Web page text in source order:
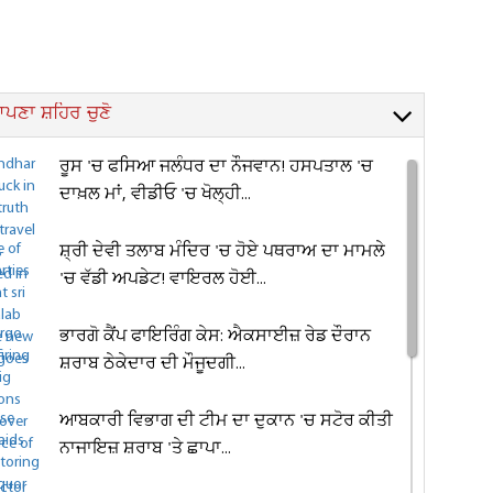
ਸ਼ਹਿਰ ਚੁਣੋ
ਰੂਸ 'ਚ ਫਸਿਆ ਜਲੰਧਰ ਦਾ ਨੌਜਵਾਨ! ਹਸਪਤਾਲ 'ਚ
ਦਾਖ਼ਲ ਮਾਂ, ਵੀਡੀਓ 'ਚ ਖੋਲ੍ਹੀ...
ਸ਼੍ਰੀ ਦੇਵੀ ਤਲਾਬ ਮੰਦਿਰ 'ਚ ਹੋਏ ਪਥਰਾਅ ਦਾ ਮਾਮਲੇ
'ਚ ਵੱਡੀ ਅਪਡੇਟ! ਵਾਇਰਲ ਹੋਈ...
ਭਾਰਗੋ ਕੈਂਪ ਫਾਇਰਿੰਗ ਕੇਸ: ਐਕਸਾਈਜ਼ ਰੇਡ ਦੌਰਾਨ
ਸ਼ਰਾਬ ਠੇਕੇਦਾਰ ਦੀ ਮੌਜੂਦਗੀ...
ਆਬਕਾਰੀ ਵਿਭਾਗ ਦੀ ਟੀਮ ਦਾ ਦੁਕਾਨ 'ਚ ਸਟੋਰ ਕੀਤੀ
ਨਾਜਾਇਜ਼ ਸ਼ਰਾਬ 'ਤੇ ਛਾਪਾ...